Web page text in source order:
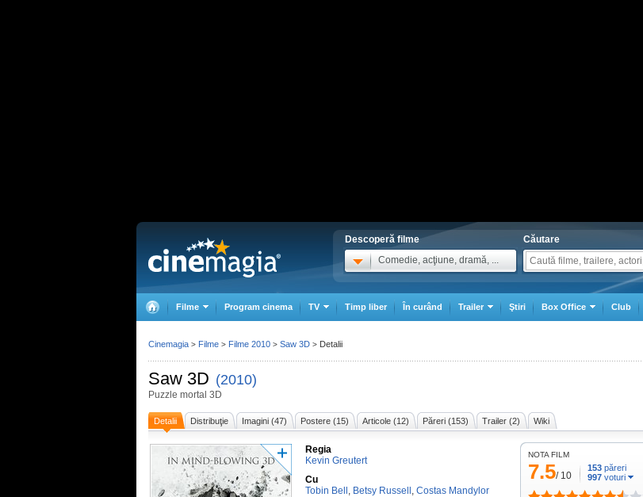
Descoperă filme
Comedie, acţiune, dramă, ...
Căutare
Filme Program cinema TV Timp liber În curând Trailer Ştiri Box Office Club
Saw 3D (2010)
Puzzle mortal 3D
Detalii Distribuţie Imagini (47) Postere (15) Articole (12) Păreri (153) Trailer (2) Wiki
Regia
Kevin Greutert
Cu
Tobin Bell , Betsy Russell , Costas Mandylor
NOTA FILM
7.5/ 10
153 păreri
997 voturi
Cinemagia > Filme > Filme 2010 > Saw 3D > Detalii